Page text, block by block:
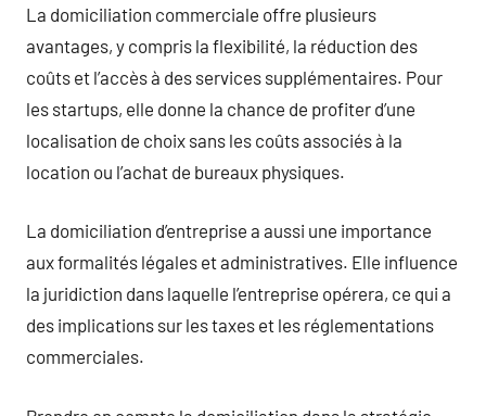
La domiciliation commerciale offre plusieurs
avantages, y compris la flexibilité, la réduction des
coûts et l’accès à des services supplémentaires. Pour
les startups, elle donne la chance de profiter d’une
localisation de choix sans les coûts associés à la
location ou l’achat de bureaux physiques.
La domiciliation d’entreprise a aussi une importance
aux formalités légales et administratives. Elle influence
la juridiction dans laquelle l’entreprise opérera, ce qui a
des implications sur les taxes et les réglementations
commerciales.